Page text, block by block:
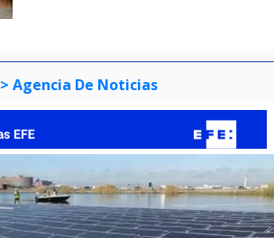
> Agencia De Noticias